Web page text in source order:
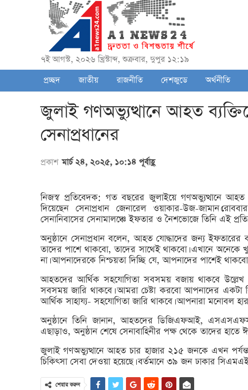
৭ই আগস্ট, ২০২৬ খ্রিস্টাব্দ, শুক্রবার, দুপুর ১২:১৯
প্রচ্ছদ
জাতীয় রাজনীতি দেশজুডে অর্থনীতি
জুলাই গণঅভ্যুত্থানে আহত
সেনাপ্রধানের
প্রকাশ মার্চ ২৪, ২০২৫, ১০:১৪ পূর্বাহ্ণ
নিজস্ব প্রতিবেদক: গত বছরের জুলাইয়ে গণঅভ্যুত্থানে আহত
দিয়েছেন সেনাপ্রধান জেনারেল ওয়াকার-উজ-
সেনানিবাসের সেনামালঞ্চে ইফতার ও নৈশভোজে তিনি এই
অনুষ্ঠানে সেনাপ্রধান বলেন, আহত যোদ্ধাদের জন্য
তাদের পাশে থাকবো, তাদের সাথেই থাকবো। এখানে
না। আপনাদেরকে নিশ্চয়তা দিচ্ছি যে, আপনাদের পাশেই থাকবো।
আহতদের আর্থিক সহযোগিতা সবসময় বজায় থাকবে
সবসময় জারি থাকবে। আমরা চেষ্টা করবো আপনাদের একটা
আর্থিক সাহায্য- সহযোগিতা জারি থাকবে। আপনারা মনোবল
অনুষ্ঠানে তিনি জানান, আহতদের ডিজিএফআই,
এছাড়াও, অনুষ্ঠান শেষে সেনাবাহিনীর পক্ষ থেকে তাদের
জুলাই গণঅভ্যুত্থানে আহত চার হাজার ২১৫ জনকে এখন
চিকিৎসা সেবা দেওয়া হয়েছে। বর্তমানে ৩৯ জন ঢাকার
শেয়ার করুন